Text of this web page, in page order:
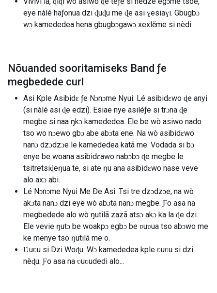
eye nàlé haƒonua dzi ɖuɖu me ɖe asi ɣesiaɣi. Gbugbɔ
wɔ kamededea hena gbugbɔgawɔ xexlẽme si nèdi.
Nõuanded sooritamiseks Band ƒe
megbedede curl
Asi Kple Asibidɛ ƒe Nɔnɔme Nyui: Lé asibidɛwo ɖe anyi
(si nàlé asi ɖe edzi). Esiae nye asiléƒe si trɔna ɖe
megbe si naa ŋkɔ kamededea. Ele be wò asiwo nado
tso wo nɔewo gbɔ abe abɔta ene. Na wò asibidɛwo
nanɔ dzɔdzɔe le kamededea katã me. Vodada si bɔ
enye be woana asibidɛawo nabɔbɔ ɖe megbe le
tsitretsiɖeŋua te, si ate ŋu ana asibidɛwo nase veve
alo axɔ abi.
Lé Nɔnɔme Nyui Me Ðe Asi: Tsi tre dzɔdzɔe, na wò
akɔta nanɔ dzi eye wò abɔta nanɔ megbe. Ƒo asa na
megbedede alo wò ŋutilã zazã atsɔ akɔ ka la ɖe dzi.
Ele vevie ŋutɔ be woakpɔ egbɔ be ʋuʋua tso abɔwo me
ke menye tso ŋutilã me o.
Ʋuʋu si Dzi Woɖu: Wɔ kamededea kple ʋuʋu si dzi
nèɖu. Ƒo asa na ʋuʋudedi alo...